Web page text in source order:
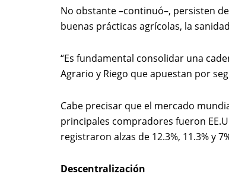
No obstante –continuó–, persisten
buenas prácticas agrícolas, la
“Es fundamental consolidar una
Agrario y Riego que apuestan por
Cabe precisar que el mercado
principales compradores fueron
registraron alzas de 12.3%, 11.3% y
Descentralización